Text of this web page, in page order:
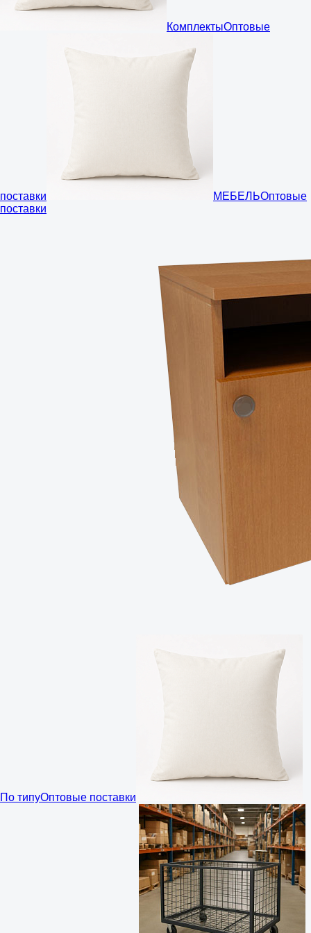
КомплектыОптовые
поставки МЕБЕЛЬОптовые
поставки
По типуОптовые поставки